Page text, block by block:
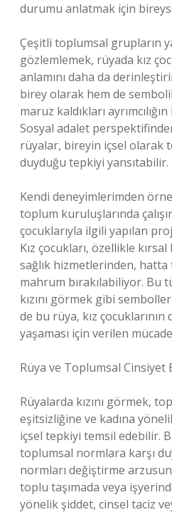
durumu anlatmak için
Çeşitli toplumsal grupların
gözlemlemek, rüyada kız
anlamını daha da
birey olarak hem de
maruz kaldıkları
Sosyal adalet
rüyalar, bireyin içsel olarak
duyduğu tepkiyi yansıtabilir.
Kendi deneyimlerimden
toplum kuruluşlarında
çocuklarıyla ilgili yapılan
Kız çocukları, özellikle
sağlık hizmetlerinden,
mahrum bırakılabiliyor. Bu
kızını görmek gibi
de bu rüya, kız
yaşaması için verilen
Rüya ve Toplumsal Cinsiyet
Rüyalarda kızını görmek,
eşitsizliğine ve kadına
içsel tepkiyi temsil edebilir.
toplumsal normlara karşı
normları değiştirme
toplu taşımada veya
yönelik şiddet, cinsel taciz